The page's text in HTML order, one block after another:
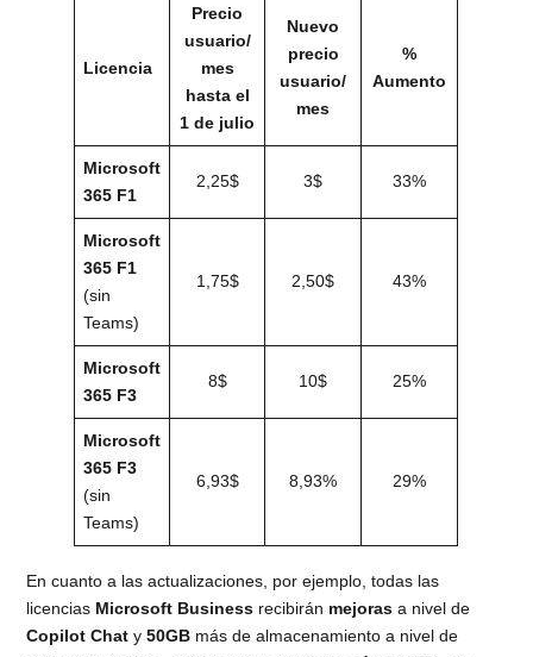
Licencia
Precio
usuario/
mes
hasta el
1 de julio
Nuevo
precio
usuario/
mes
%
Aumento
Microsoft
365 F1
2,25$ 3$ 33%
Microsoft
365 F1
(sin
Teams)
1,75$ 2,50$ 43%
Microsoft
365 F3
8$ 10$ 25%
Microsoft
365 F3
(sin
Teams)
6,93$ 8,93% 29%
En cuanto a las actualizaciones, por ejemplo, todas las
licencias Microsoft Business recibirán mejoras a nivel de
Copilot Chat y50GB más de almacenamiento a nivel de